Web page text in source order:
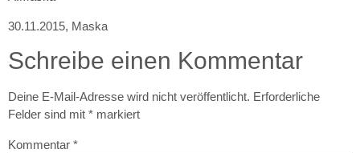
30.11.2015, Maska
Schreibe einen Kommentar
Deine E-Mail-Adresse wird nicht veröffentlicht. Erforderliche
Felder sind mit * markiert
Kommentar *